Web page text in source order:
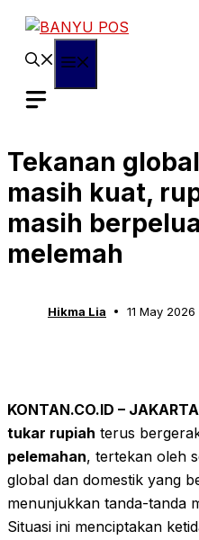
Skip
content
Tekanan global
masih kuat,
masih
melemah
Hikma Lia 11 May 2026
KONTAN.CO.ID –
tukar rupiah terus
pelemahan, tertekan oleh
global dan domestik yang
menunjukkan tanda-tanda
Situasi ini menciptakan